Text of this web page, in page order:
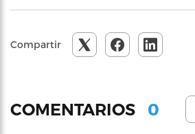
Compartir
COMENTARIOS 0